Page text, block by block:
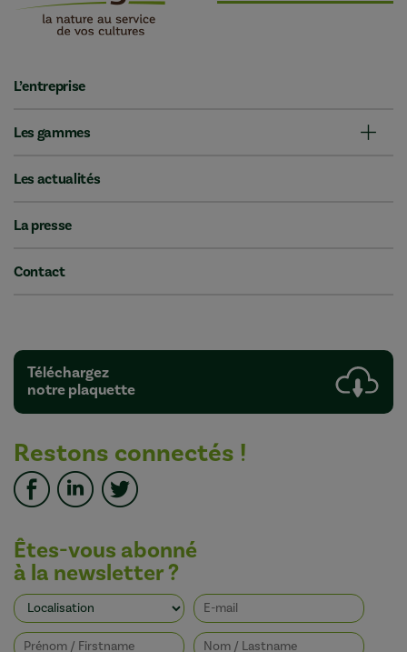
L’entreprise
Les gammes
Les actualités
La presse
Contact
Téléchargez
notre plaquette
Restons connectés !
Êtes-vous abonné
à la newsletter ?